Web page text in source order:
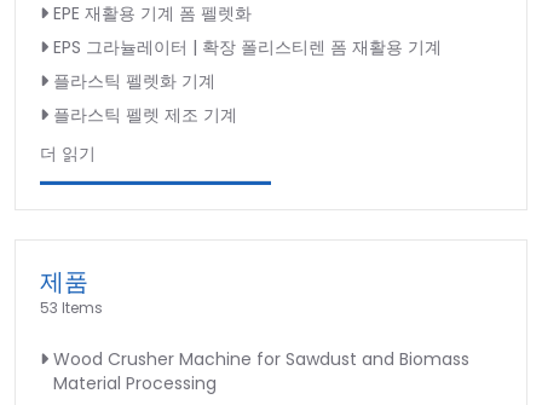
EPE 재활용 기계 폼 펠렛화
EPS 그라뉼레이터 | 확장 폴리스티렌 폼 재활용 기계
플라스틱 펠렛화 기계
플라스틱 펠렛 제조 기계
더 읽기
제품
53 Items
Wood Crusher Machine for Sawdust and Biomass
Material Processing